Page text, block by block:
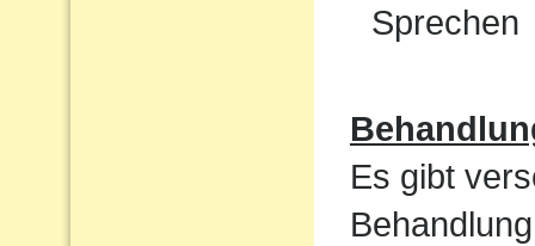
Sprechen
Es gibt